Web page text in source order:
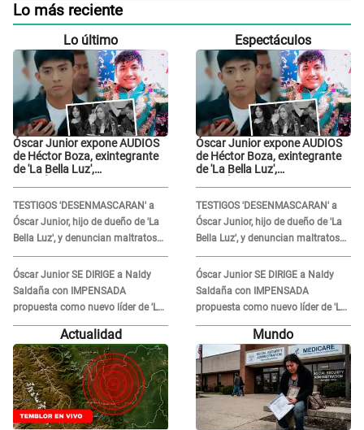
Lo más reciente
Lo último
Óscar Junior expone AUDIOS
de Héctor Boza, exintegrante
de 'La Bella Luz',
"Grábame..."
TESTIGOS 'DESENMASCARAN' a
Óscar Junior, hijo de dueño de 'La
Bella Luz', y denuncian maltratos
en la orquesta: "Los humilla..."
Óscar Junior SE DIRIGE a Naldy
Saldaña con IMPENSADA
propuesta como nuevo líder de 'La
Bella Luz' tras denuncia: "Otro tipo
Espectáculos
Óscar Junior expone AUDIOS
de Héctor Boza, exintegrante
de 'La Bella Luz',
"Grábame..."
TESTIGOS 'DESENMASCARAN' a
Óscar Junior, hijo de dueño de 'La
Bella Luz', y denuncian maltratos
en la orquesta: "Los humilla..."
Óscar Junior SE DIRIGE a Naldy
Saldaña con IMPENSADA
propuesta como nuevo líder de 'La
Bella Luz' tras denuncia: "Otro tipo
Actualidad Mundo